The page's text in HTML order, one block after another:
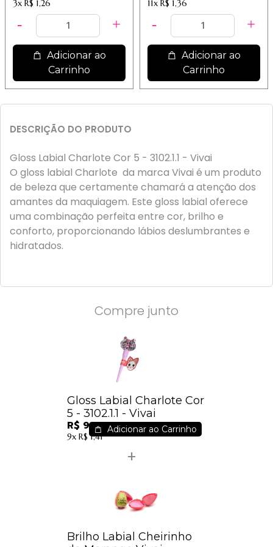
3x R$ 1,26
Adicionar ao
Carrinho
11x R$ 1,36
Adicionar ao
Carrinho
DESCRIÇÃO DO PRODUTO
Gloss Labial Charlote Cor 5 - 3102.1.1 - Vivai
O gloss labial Charlote da marca Vivai é um produto
de beleza que certamente chamará a atenção dos
amantes da maquiagem. Este gloss labial oferece
uma combinação perfeita entre cor, brilho e
conforto, proporcionando lábios deslumbrantes e
hidratados.
Compre junto
Gloss Labial Charlote Cor
5 - 3102.1.1 - Vivai
R$ 9,99
9x R$ 1,41
Adicionar ao Carrinho
Brilho Labial Cheirinho